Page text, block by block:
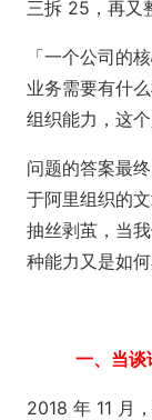
三拆 25，再又
「一个公司的
业务需要有什
组织能力，这
问题的答案最
于阿里组织的
抽丝剥茧，当
种能力又是如
一、当谈
2018 年 11 月